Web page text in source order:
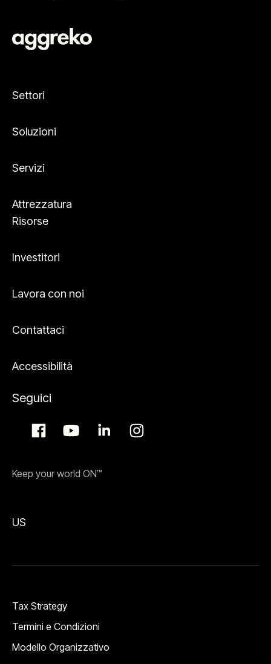
Settori
Soluzioni
Servizi
Attrezzatura
Risorse
Investitori
Lavora con noi
Contattaci
Accessibilità
Seguici
Keep your world ON™
US
Tax Strategy
Termini e Condizioni
Modello Organizzativo